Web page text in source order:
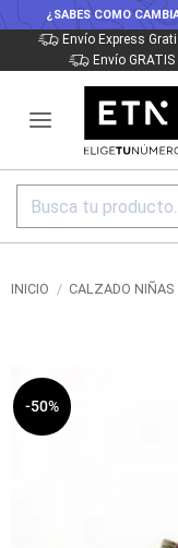
¿SABES COMO
Saltar
al
Envío Express
Envío
Buscar
INICIO / CALZADO NIÑAS
-50%